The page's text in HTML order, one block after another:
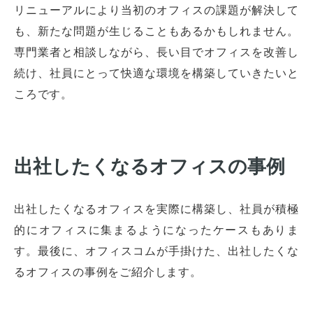
リニューアルにより当初のオフィスの課題が解決して
も、新たな問題が生じることもあるかもしれません。
専門業者と相談しながら、長い目でオフィスを改善し
続け、社員にとって快適な環境を構築していきたいと
ころです。
出社したくなるオフィスの事例
出社したくなるオフィスを実際に構築し、社員が積極
的にオフィスに集まるようになったケースもありま
す。最後に、オフィスコムが手掛けた、出社したくな
るオフィスの事例をご紹介します。